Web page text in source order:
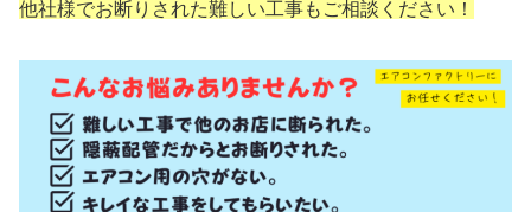
他社様でお断りされた難しい工事もご相談ください！